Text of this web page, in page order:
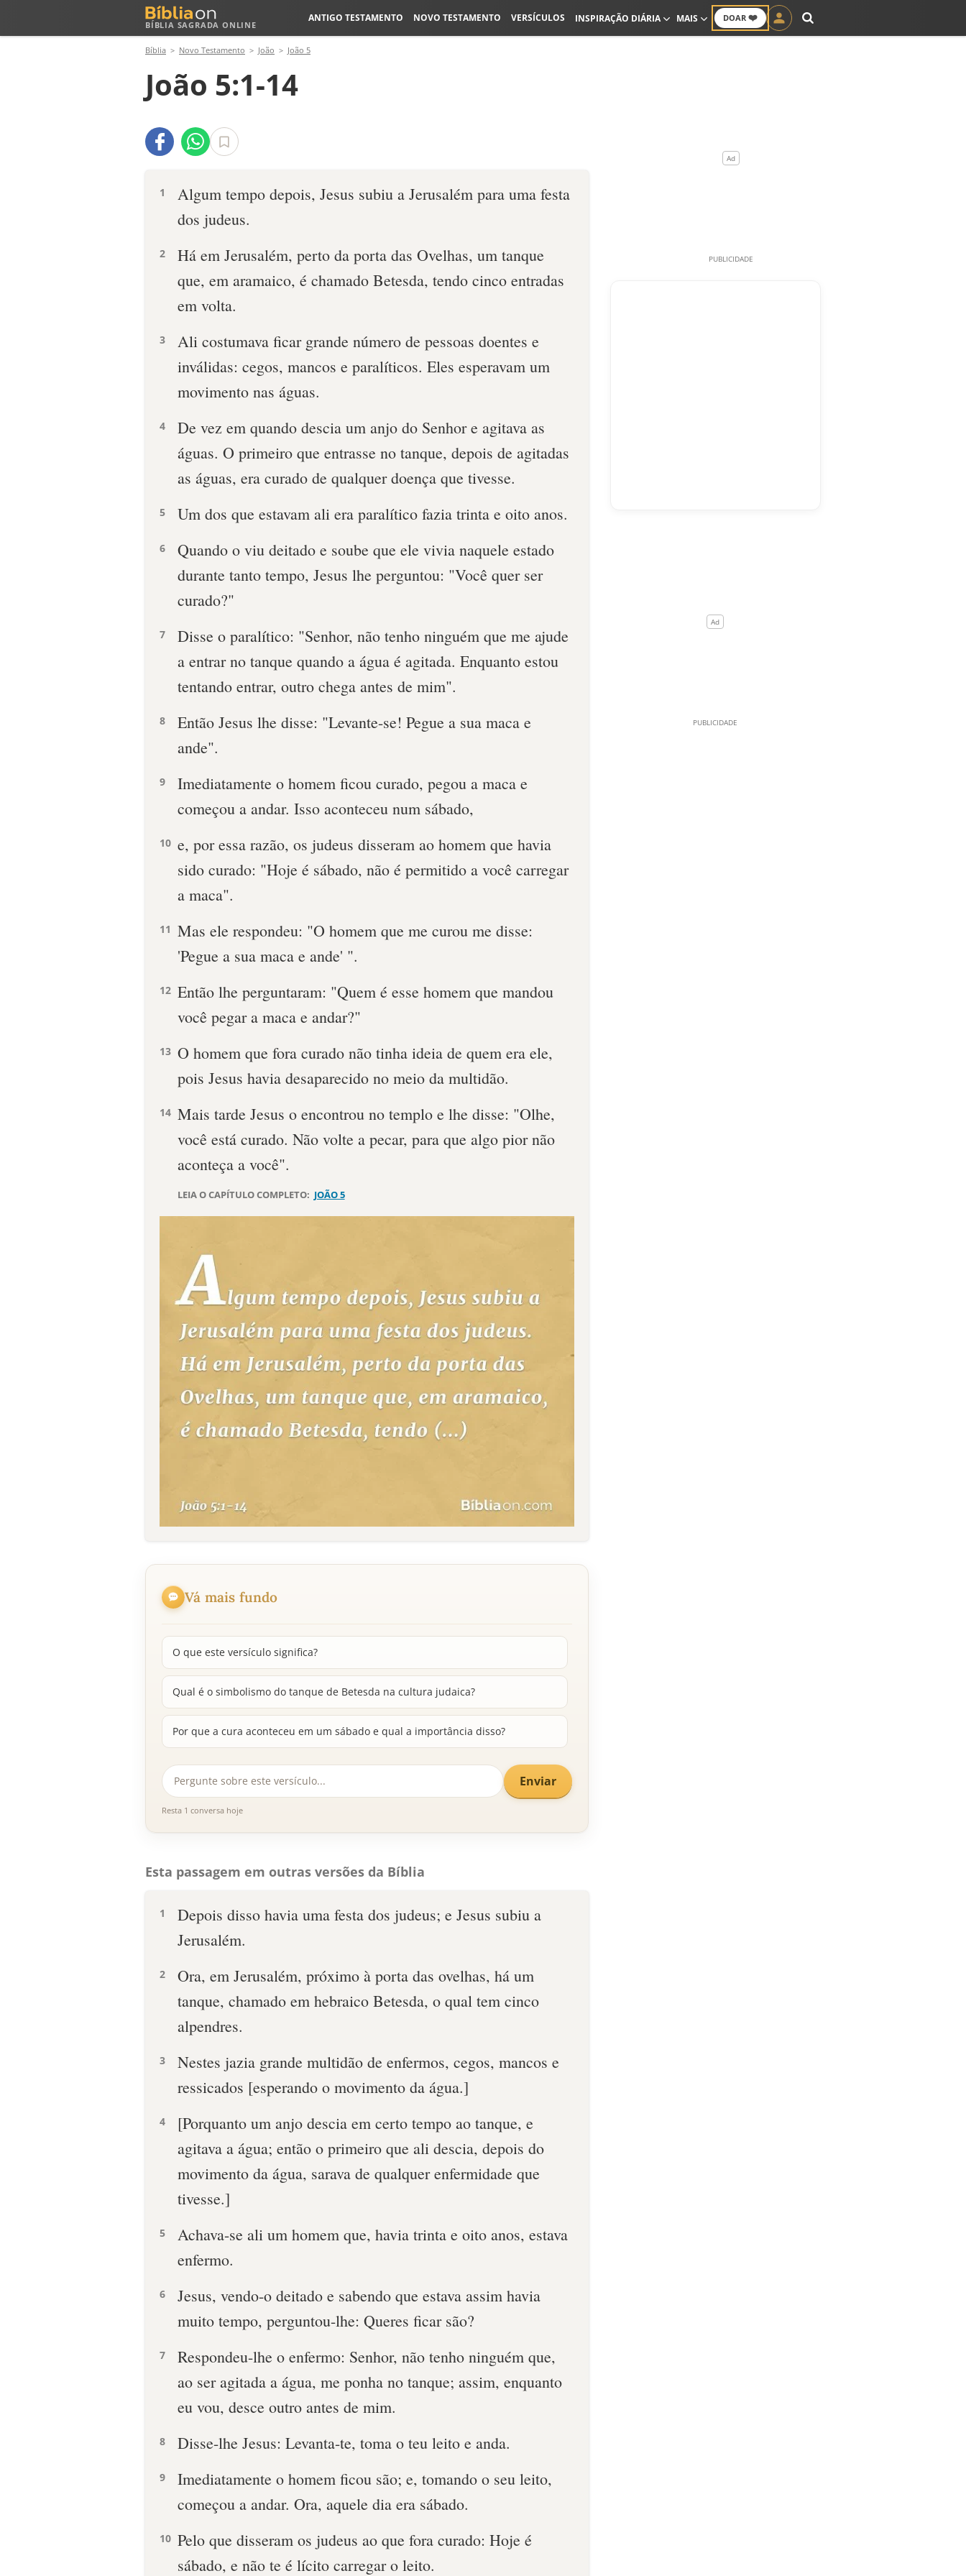
BÍBLIA SAGRADA ONLINE
DOAR ❤️
ANTIGO TESTAMENTO NOVO TESTAMENTO VERSÍCULOS INSPIRAÇÃO DIÁRIA MAIS
Bíblia Novo Testamento João João 5
João 5:1-14
1
Algum tempo depois, Jesus subiu a Jerusalém para uma festa
dos judeus.
2
Há em Jerusalém, perto da porta das Ovelhas, um tanque
que, em aramaico, é chamado Betesda, tendo cinco entradas
em volta.
3
Ali costumava ficar grande número de pessoas doentes e
inválidas: cegos, mancos e paralíticos. Eles esperavam um
movimento nas águas.
4
De vez em quando descia um anjo do Senhor e agitava as
águas. O primeiro que entrasse no tanque, depois de agitadas
as águas, era curado de qualquer doença que tivesse.
5 Um dos que estavam ali era paralítico fazia trinta e oito anos.
6
Quando o viu deitado e soube que ele vivia naquele estado
durante tanto tempo, Jesus lhe perguntou: "Você quer ser
curado?"
7
Disse o paralítico: "Senhor, não tenho ninguém que me ajude
a entrar no tanque quando a água é agitada. Enquanto estou
tentando entrar, outro chega antes de mim".
8
Então Jesus lhe disse: "Levante-se! Pegue a sua maca e
ande".
9
Imediatamente o homem ficou curado, pegou a maca e
começou a andar. Isso aconteceu num sábado,
10 e, por essa razão, os judeus disseram ao homem que havia
sido curado: "Hoje é sábado, não é permitido a você carregar
a maca".
11 Mas ele respondeu: "O homem que me curou me disse:
'Pegue a sua maca e ande' ".
12 Então lhe perguntaram: "Quem é esse homem que mandou
você pegar a maca e andar?"
13 O homem que fora curado não tinha ideia de quem era ele,
pois Jesus havia desaparecido no meio da multidão.
14 Mais tarde Jesus o encontrou no templo e lhe disse: "Olhe,
você está curado. Não volte a pecar, para que algo pior não
aconteça a você".
LEIA O CAPÍTULO COMPLETO: JOÃO 5
Vá mais fundo
O que este versículo significa?
Qual é o simbolismo do tanque de Betesda na cultura judaica?
Por que a cura aconteceu em um sábado e qual a importância disso?
Enviar
Resta 1 conversa hoje
Esta passagem em outras versões da Bíblia
1
Depois disso havia uma festa dos judeus; e Jesus subiu a
Jerusalém.
2
Ora, em Jerusalém, próximo à porta das ovelhas, há um
tanque, chamado em hebraico Betesda, o qual tem cinco
alpendres.
3
Nestes jazia grande multidão de enfermos, cegos, mancos e
ressicados [esperando o movimento da água.]
4
[Porquanto um anjo descia em certo tempo ao tanque, e
agitava a água; então o primeiro que ali descia, depois do
movimento da água, sarava de qualquer enfermidade que
tivesse.]
5
Achava-se ali um homem que, havia trinta e oito anos, estava
enfermo.
6
Jesus, vendo-o deitado e sabendo que estava assim havia
muito tempo, perguntou-lhe: Queres ficar são?
7
Respondeu-lhe o enfermo: Senhor, não tenho ninguém que,
ao ser agitada a água, me ponha no tanque; assim, enquanto
eu vou, desce outro antes de mim.
8 Disse-lhe Jesus: Levanta-te, toma o teu leito e anda.
9
Imediatamente o homem ficou são; e, tomando o seu leito,
começou a andar. Ora, aquele dia era sábado.
10 Pelo que disseram os judeus ao que fora curado: Hoje é
sábado, e não te é lícito carregar o leito.